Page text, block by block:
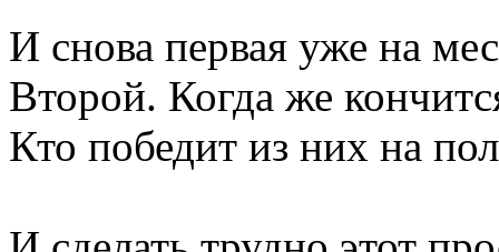
И снова первая уже на
Второй. Когда же
Кто победит из них на